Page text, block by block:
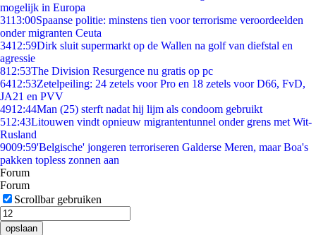
mogelijk in Europa
3113:00Spaanse politie: minstens tien voor terrorisme veroordeelden
onder migranten Ceuta
3412:59Dirk sluit supermarkt op de Wallen na golf van diefstal en
agressie
812:53The Division Resurgence nu gratis op pc
6412:53Zetelpeiling: 24 zetels voor Pro en 18 zetels voor D66, FvD,
JA21 en PVV
4912:44Man (25) sterft nadat hij lijm als condoom gebruikt
512:43Litouwen vindt opnieuw migrantentunnel onder grens met Wit-
Rusland
9009:59'Belgische' jongeren terroriseren Galderse Meren, maar Boa's
pakken topless zonnen aan
Forum
Forum
Scrollbar gebruiken
opslaan